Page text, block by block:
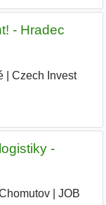
- Hradec
|
Czech Invest
-
|
JOB